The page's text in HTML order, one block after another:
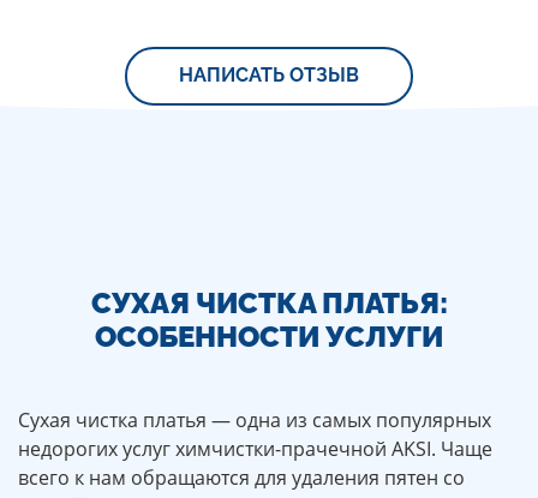
ідеально
чистим. І
советую
данную
НАПИСАТЬ ОТЗЫВ
СУХАЯ ЧИСТКА ПЛАТЬЯ:
ОСОБЕННОСТИ УСЛУГИ
Сухая чистка платья — одна из самых популярных
недорогих услуг химчистки-прачечной AKSI. Чаще
всего к нам обращаются для удаления пятен со